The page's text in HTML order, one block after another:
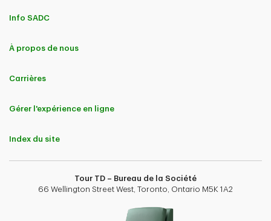
Info SADC
À propos de nous
Carrières
Gérer l'expérience en ligne
Index du site
Tour TD – Bureau de la Société
66 Wellington Street West, Toronto, Ontario M5K 1A2